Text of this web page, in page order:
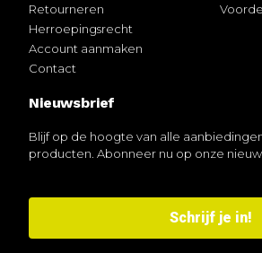
Retourneren
Herroepingsrecht
Account aanmaken
Contact
Nieuwsbrief
Blijf op de hoogte van alle
producten. Abonneer nu op onze
Schrijf je in!